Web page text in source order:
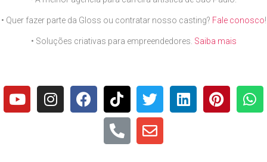
• Quer fazer parte da Gloss ou contratar nosso casting? Fale conosco!
• Soluções criativas para empreendedores. Saiba mais